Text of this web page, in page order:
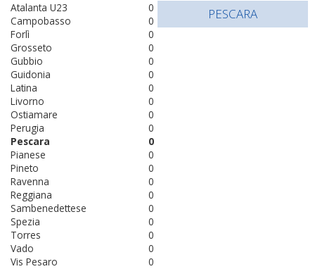
0
Atalanta U23
0
Campobasso
0
Forlì
0
Grosseto
0
Gubbio
0
Guidonia
0
Latina
0
Livorno
0
Ostiamare
0
Perugia
0
Pescara
0
Pianese
0
Pineto
0
Ravenna
0
Reggiana
0
Sambenedettese
0
Spezia
0
Torres
0
Vado
0
Vis Pesaro
PESCARA